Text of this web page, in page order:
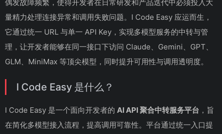
偶发故障频繁，使得开发者在日常研发和产品迭代中必须投入大
量精力处理连接异常和调用失败问题。I Code Easy 应运而生，
它通过统一 URL 与单一 API Key，实现多模型服务的中转与管
理，让开发者能够在同一接口下访问 Claude、Gemini、GPT、
GLM、MiniMax 等顶尖模型，同时提升可用性与调用透明度。
I Code Easy 是什么？
I Code Easy 是一个面向开发者的 AI API 聚合中转服务平台 ，旨
在简化多模型接入流程，提高调用可靠性。平台通过统一入口提